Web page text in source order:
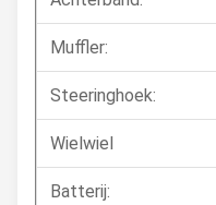
Muffler:
Steeringhoek:
Wielwiel
Batterij: